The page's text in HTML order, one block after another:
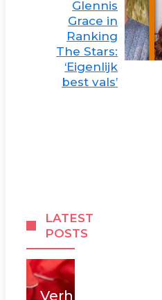
Glennis
Grace in
Ranking
The Stars:
‘Eigenlijk
best vals’
LATEST
POSTS
Verhuizen